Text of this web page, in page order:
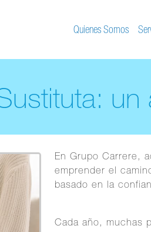
Quienes Somos
En Grupo Carrere,
emprender el
basado en la
Cada año, muchas